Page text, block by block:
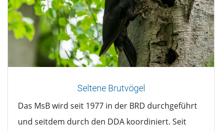
Seltene Brutvögel
Das MsB wird seit 1977 in der BRD durchgeführt
und seitdem durch den DDA koordiniert. Seit